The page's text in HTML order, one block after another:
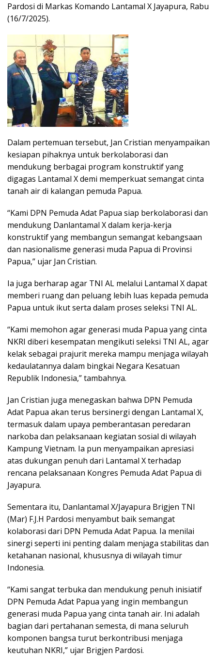
Pardosi di Markas Komando Lantamal X Jayapura, Rabu
(16/7/2025).
Dalam pertemuan tersebut, Jan Cristian menyampaikan
kesiapan pihaknya untuk berkolaborasi dan
mendukung berbagai program konstruktif yang
digagas Lantamal X demi memperkuat semangat cinta
tanah air di kalangan pemuda Papua.
“Kami DPN Pemuda Adat Papua siap berkolaborasi dan
mendukung Danlantamal X dalam kerja-kerja
konstruktif yang membangun semangat kebangsaan
dan nasionalisme generasi muda Papua di Provinsi
Papua,” ujar Jan Cristian.
Ia juga berharap agar TNI AL melalui Lantamal X dapat
memberi ruang dan peluang lebih luas kepada pemuda
Papua untuk ikut serta dalam proses seleksi TNI AL.
“Kami memohon agar generasi muda Papua yang cinta
NKRI diberi kesempatan mengikuti seleksi TNI AL, agar
kelak sebagai prajurit mereka mampu menjaga wilayah
kedaulatannya dalam bingkai Negara Kesatuan
Republik Indonesia,” tambahnya.
Jan Cristian juga menegaskan bahwa DPN Pemuda
Adat Papua akan terus bersinergi dengan Lantamal X,
termasuk dalam upaya pemberantasan peredaran
narkoba dan pelaksanaan kegiatan sosial di wilayah
Kampung Vietnam. Ia pun menyampaikan apresiasi
atas dukungan penuh dari Lantamal X terhadap
rencana pelaksanaan Kongres Pemuda Adat Papua di
Jayapura.
Sementara itu, Danlantamal X/Jayapura Brigjen TNI
(Mar) F.J.H Pardosi menyambut baik semangat
kolaborasi dari DPN Pemuda Adat Papua. Ia menilai
sinergi seperti ini penting dalam menjaga stabilitas dan
ketahanan nasional, khususnya di wilayah timur
Indonesia.
“Kami sangat terbuka dan mendukung penuh inisiatif
DPN Pemuda Adat Papua yang ingin membangun
generasi muda Papua yang cinta tanah air. Ini adalah
bagian dari pertahanan semesta, di mana seluruh
komponen bangsa turut berkontribusi menjaga
keutuhan NKRI,” ujar Brigjen Pardosi.